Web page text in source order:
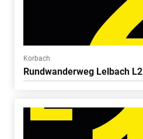
Korbach
Rundwanderweg Lelbach L2